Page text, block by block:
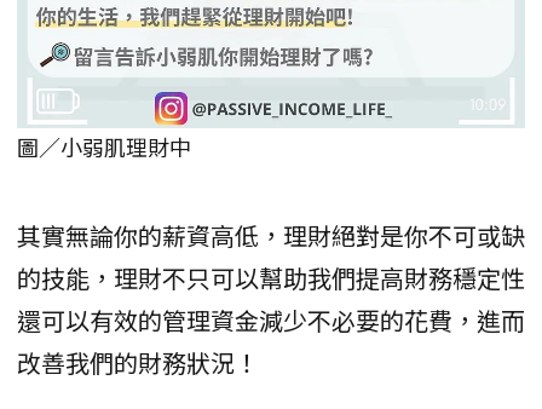
圖／小弱肌理財中
其實無論你的薪資高低，理財絕對是你不可或缺
的技能，理財不只可以幫助我們提高財務穩定性
還可以有效的管理資金減少不必要的花費，進而
改善我們的財務狀況！